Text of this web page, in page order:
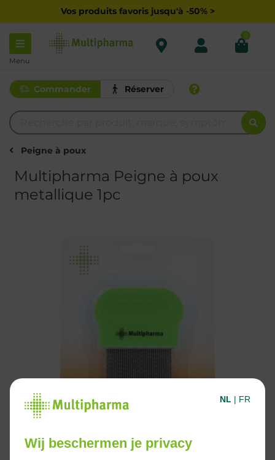
Vos produits favoris jusqu'à -50% >
Menu
0
Commander Réserver
Peigne à poux
Multipharma Peigne à poux
metallique 1pc
NL | FR
Wij beschermen je privacy